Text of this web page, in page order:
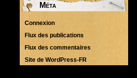
Méta
Connexion
Flux des publications
Flux des commentaires
Site de WordPress-FR